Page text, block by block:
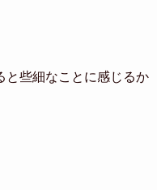
と些細なことに感じるか